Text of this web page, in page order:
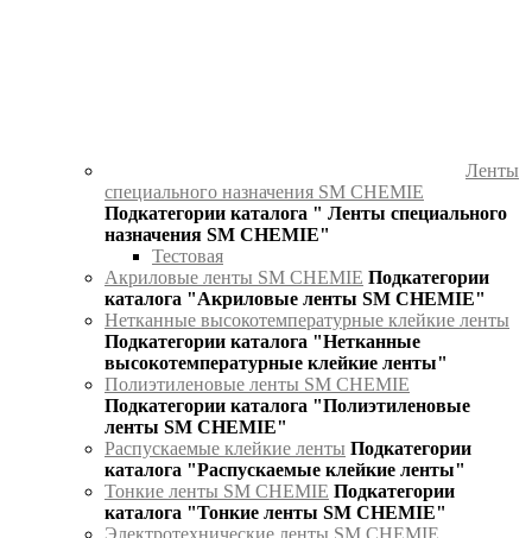
Ленты
специального назначения SM CHEMIE
Подкатегории каталога " Ленты специального
назначения SM CHEMIE"
Тестовая
Акриловые ленты SM CHEMIE Подкатегории
каталога "Акриловые ленты SM CHEMIE"
Нетканные высокотемпературные клейкие ленты
Подкатегории каталога "Нетканные
высокотемпературные клейкие ленты"
Полиэтиленовые ленты SM CHEMIE
Подкатегории каталога "Полиэтиленовые
ленты SM CHEMIE"
Распускаемые клейкие ленты Подкатегории
каталога "Распускаемые клейкие ленты"
Тонкие ленты SM CHEMIE Подкатегории
каталога "Тонкие ленты SM CHEMIE"
Электротехнические ленты SM CHEMIE